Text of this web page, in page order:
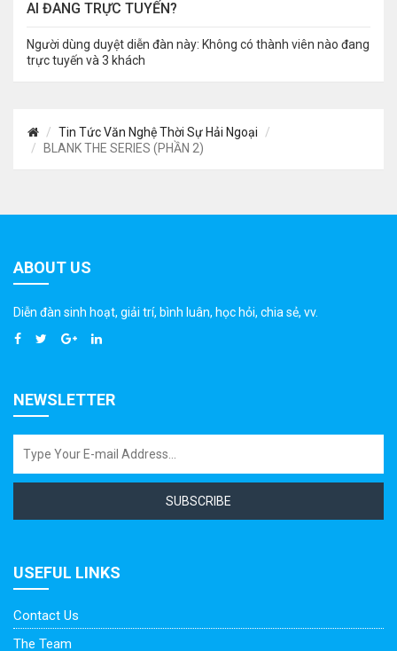
AI ĐANG TRỰC TUYẾN?
Người dùng duyệt diễn đàn này: Không có thành viên nào đang
trực tuyến và 3 khách
Tin Tức Văn Nghệ Thời Sự Hải Ngoại
BLANK THE SERIES (PHẦN 2)
ABOUT US
Diễn đàn sinh hoạt, giải trí, bình luân, học hỏi, chia sẻ, vv.
NEWSLETTER
SUBSCRIBE
USEFUL LINKS
Contact Us
The Team